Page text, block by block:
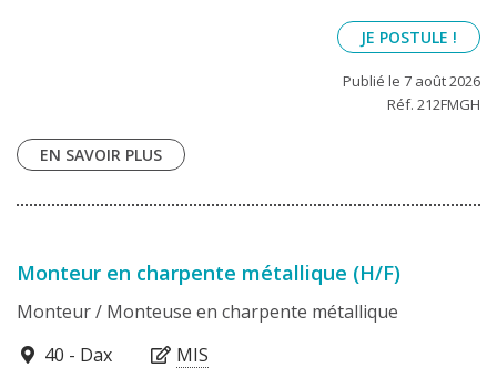
JE POSTULE !
Publié le 7 août 2026
Réf. 212FMGH
EN SAVOIR PLUS
Monteur en charpente métallique (H/F)
Monteur / Monteuse en charpente métallique
40100
40 - Dax MIS